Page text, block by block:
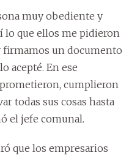
muy obediente y
lo que ellos me pidieron
firmamos un documento
acepté. En ese
cumplieron
todas sus cosas hasta
el jefe comunal.
que los empresarios